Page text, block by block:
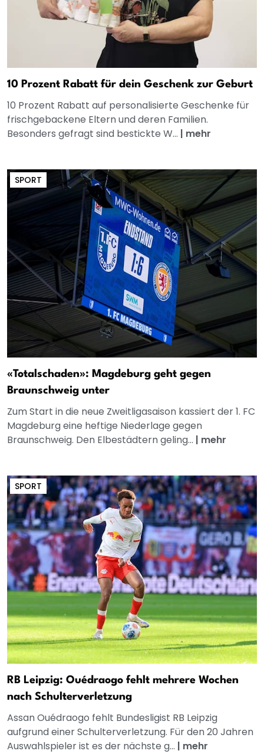
10 Prozent Rabatt für dein Geschenk zur Geburt
10 Prozent Rabatt auf personalisierte Geschenke für
frischgebackene Eltern und deren Familien.
Besonders gefragt sind bestickte W... | mehr
SPORT
«Totalschaden»: Magdeburg geht gegen
Braunschweig unter
Zum Start in die neue Zweitligasaison kassiert der 1. FC
Magdeburg eine heftige Niederlage gegen
Braunschweig. Den Elbestädtern geling... | mehr
SPORT
RB Leipzig: Ouédraogo fehlt mehrere Wochen
nach Schulterverletzung
Assan Ouédraogo fehlt Bundesligist RB Leipzig
aufgrund einer Schulterverletzung. Für den 20 Jahren
Auswahlspieler ist es der nächste g... | mehr